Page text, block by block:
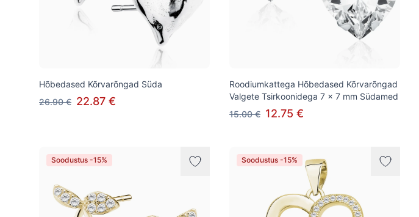
Hõbedased Kõrvarõngad Süda
26.90 € 22.87 €
Roodiumkattega Hõbedased Kõrvarõngad
Valgete Tsirkoonidega 7 x 7 mm Südamed
15.00 € 12.75 €
Soodustus -15% Soodustus -15%